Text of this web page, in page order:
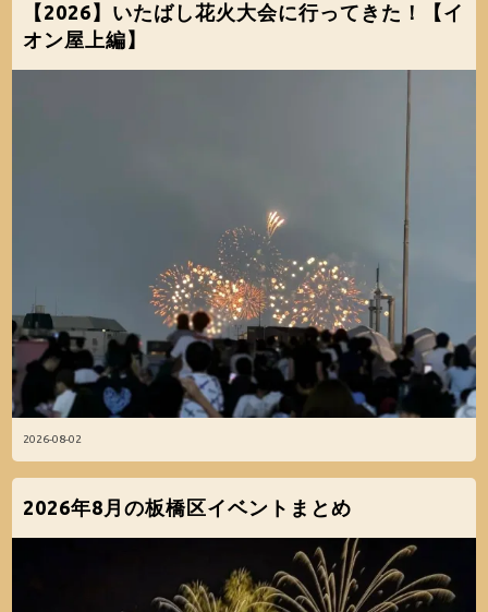
2026-08-02
【2026】いたばし花火大会に行ってきた！【イ
オン屋上編】
2026年8月の板橋区イベントまとめ